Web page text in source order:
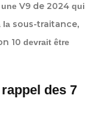
V9 de 2024 qui
la sous-traitance,
10 devrait être
des 7